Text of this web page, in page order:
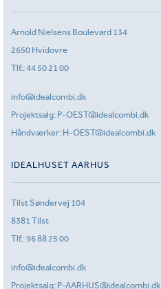
Arnold Nielsens Boulevard 134
2650 Hvidovre
Tlf.:44 50 21 00
info@idealcombi.dk
Projektsalg: P-OEST@idealcombi.dk
Håndværker: H-OEST@idealcombi.dk
IDEALHUSET AARHUS
Tilst Søndervej 104
8381 Tilst
Tlf.:96 88 25 00
info@idealcombi.dk
Projektsalg: P-AARHUS@idealcombi.dk